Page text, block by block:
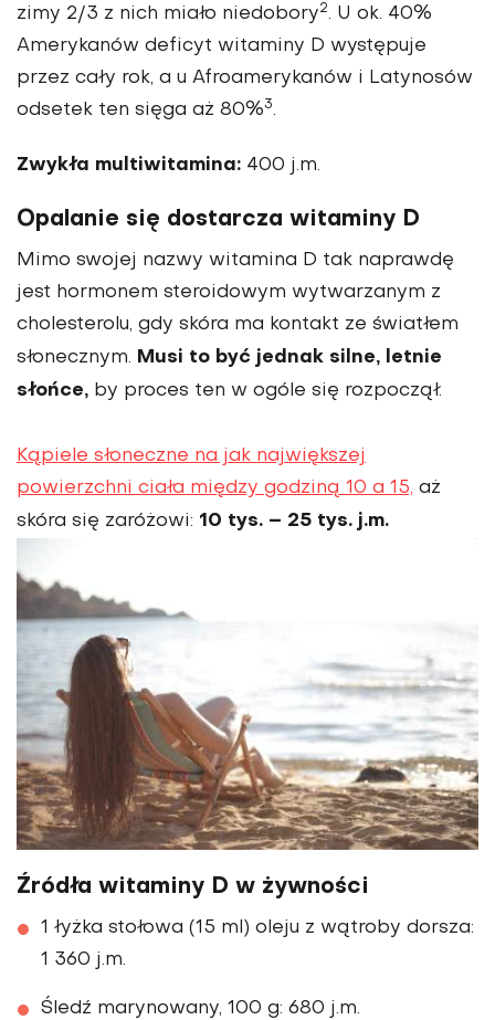
zimy 2/3 z nich miało niedobory2. U ok. 40%
Amerykanów deficyt witaminy D występuje
przez cały rok, a u Afroamerykanów i Latynosów
odsetek ten sięga aż 80%3.
Zwykła multiwitamina: 400 j.m.
Opalanie się dostarcza witaminy D
Mimo swojej nazwy witamina D tak naprawdę
jest hormonem steroidowym wytwarzanym z
cholesterolu, gdy skóra ma kontakt ze światłem
słonecznym. Musi to być jednak silne, letnie
słońce, by proces ten w ogóle się rozpoczął.
Kąpiele słoneczne na jak największej
powierzchni ciała między godziną 10 a 15, aż
skóra się zaróżowi: 10 tys. – 25 tys. j.m.
Źródła witaminy D w żywności
1 łyżka stołowa (15 ml) oleju z wątroby dorsza:
1 360 j.m.
Śledź marynowany, 100 g: 680 j.m.